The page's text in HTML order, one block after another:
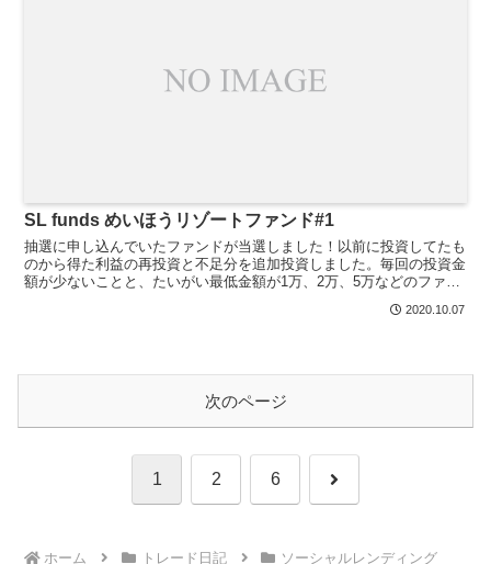
SL funds めいほうリゾートファンド#1
抽選に申し込んでいたファンドが当選しました！以前に投資してたも
のから得た利益の再投資と不足分を追加投資しました。毎回の投資金
額が少ないことと、たいがい最低金額が1万、2万、5万などのファン
2020.10.07
次のページ
1 2 6 次
ホーム トレード日記 ソーシャルレンディング